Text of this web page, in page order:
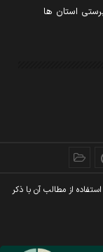
استان ها
از مطالب آن با ذکر